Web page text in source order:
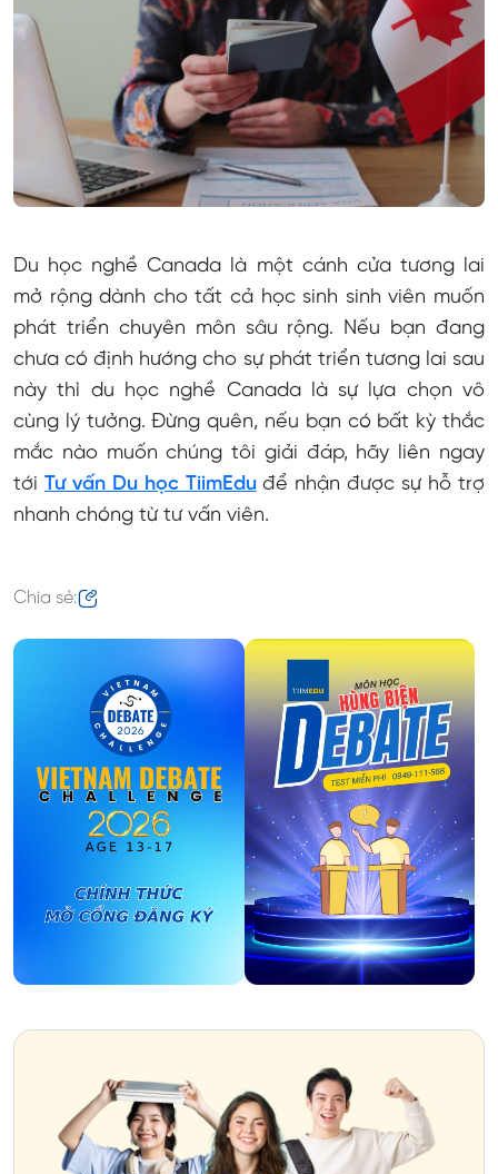
Du học nghề Canada là một cánh cửa tương lai
mở rộng dành cho tất cả học sinh sinh viên muốn
phát triển chuyên môn sâu rộng. Nếu bạn đang
chưa có định hướng cho sự phát triển tương lai sau
này thì du học nghề Canada là sự lựa chọn vô
cùng lý tưởng. Đừng quên, nếu bạn có bất kỳ thắc
mắc nào muốn chúng tôi giải đáp, hãy liên ngay
tới Tư vấn Du học TiimEduđể nhận được sự hỗ trợ
nhanh chóng từ tư vấn viên.
Chia sẻ: